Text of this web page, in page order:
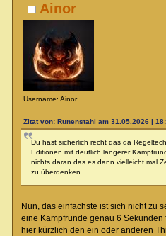
Ainor
Username: Ainor
Zitat von: Runenstahl am 31.05.2026 |
Du hast sicherlich recht das da
Editionen mit deutlich längerer
nichts daran das es dann vielleicht mal
zu überdenken.
Nun, das einfachste ist sich nicht zu
eine Kampfrunde genau 6
hier kürzlich den ein oder anderen